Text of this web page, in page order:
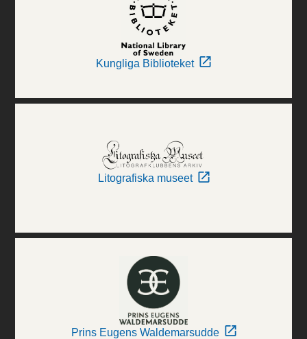
Kungliga Biblioteket
Litografiska museet
Prins Eugens Waldemarsudde